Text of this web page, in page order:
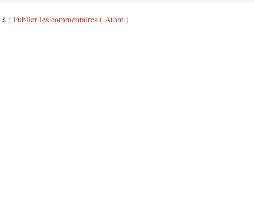
: Publier les commentaires ( Atom )